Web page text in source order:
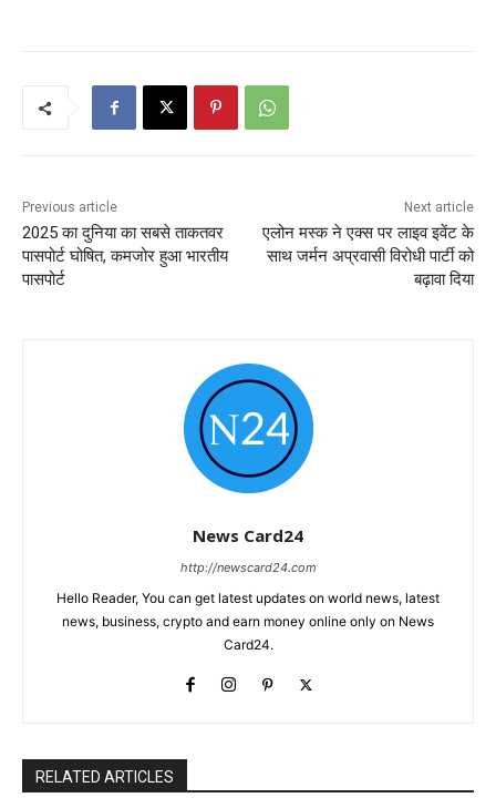
Previous article
2025 का दुनिया का सबसे ताकतवर
पासपोर्ट घोषित, कमजोर हुआ भारतीय
पासपोर्ट
Next article
एलोन मस्क ने एक्स पर लाइव इवेंट के
साथ जर्मन अप्रवासी विरोधी पार्टी को
बढ़ावा दिया
News Card24
http://newscard24.com
Hello Reader, You can get latest updates on world news, latest
news, business, crypto and earn money online only on News
Card24.
RELATED ARTICLES